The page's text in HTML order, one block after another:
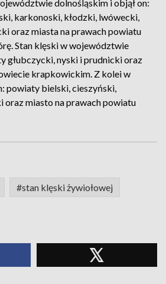
dolnośląskim i objął on:
karkonoski, kłodzki, lwówecki,
oraz miasta na prawach powiatu
Stan klęski w województwie
głubczycki, nyski i prudnicki oraz
krapkowickim. Z kolei w
powiaty bielski, cieszyński,
miasto na prawach powiatu
#stan klęski żywiołowej